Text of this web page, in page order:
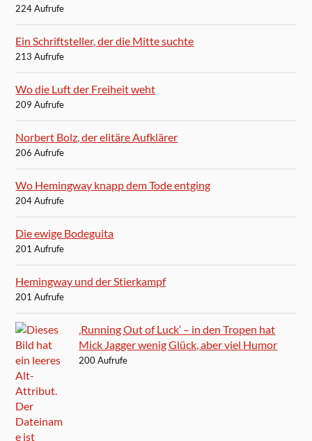
224 Aufrufe
Ein Schriftsteller, der die Mitte suchte
213 Aufrufe
Wo die Luft der Freiheit weht
209 Aufrufe
Norbert Bolz, der elitäre Aufklärer
206 Aufrufe
Wo Hemingway knapp dem Tode entging
204 Aufrufe
Die ewige Bodeguita
201 Aufrufe
Hemingway und der Stierkampf
201 Aufrufe
‚Running Out of Luck‘ – in den Tropen hat
Mick Jagger wenig Glück, aber viel Humor
200 Aufrufe